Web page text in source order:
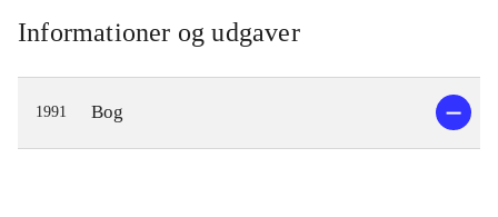
Informationer og udgaver
1991 Bog